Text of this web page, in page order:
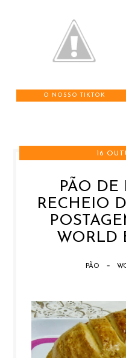
O NOSSO TIKTOK
16
PÃO DE
RECHEIO
WORLD
PÃO -